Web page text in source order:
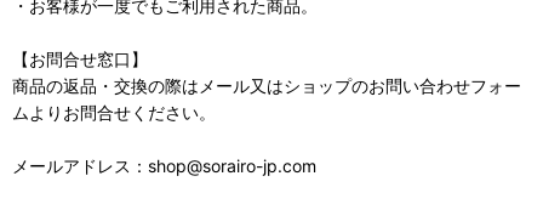
・お客様が一度でもご利用された商品。
【お問合せ窓口】
商品の返品・交換の際はメール又はショップのお問い合わせフォー
ムよりお問合せください。
メールアドレス：shop@sorairo-jp.com